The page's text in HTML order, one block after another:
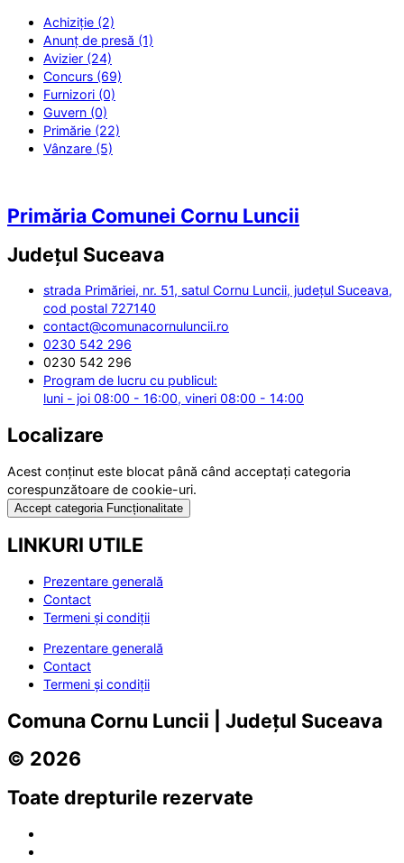
Achiziție (2)
Anunț de presă (1)
Avizier (24)
Concurs (69)
Furnizori (0)
Guvern (0)
Primărie (22)
Vânzare (5)
Primăria Comunei Cornu Luncii
Județul Suceava
strada Primăriei, nr. 51, satul Cornu Luncii, județul Suceava,
cod postal 727140
contact@comunacornuluncii.ro
0230 542 296
0230 542 296
Program de lucru cu publicul:
luni - joi 08:00 - 16:00, vineri 08:00 - 14:00
Localizare
Acest conținut este blocat până când acceptați categoria
corespunzătoare de cookie-uri.
Accept categoria Funcționalitate
LINKURI UTILE
Prezentare generală
Contact
Termeni și condiții
Prezentare generală
Contact
Termeni și condiții
Comuna Cornu Luncii | Județul Suceava
© 2026
Toate drepturile rezervate